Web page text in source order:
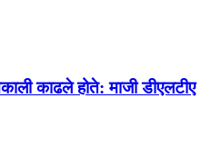
काढले होते: माजी डीएलटीए